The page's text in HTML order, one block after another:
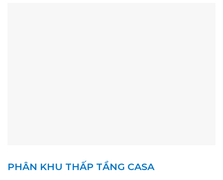
PHÂN KHU THẤP TẦNG CASA